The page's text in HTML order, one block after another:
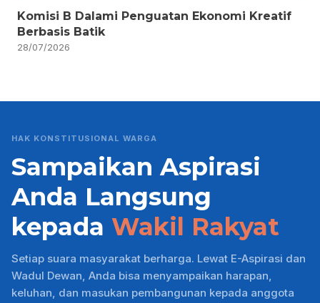
Komisi B Dalami Penguatan Ekonomi Kreatif
Berbasis Batik
28/07/2026
HAK KONSTITUSIONAL WARGA
Sampaikan Aspirasi
Anda Langsung
kepada Wakil Rakyat
Setiap suara masyarakat berharga. Lewat E-Aspirasi dan
Wadul Dewan, Anda bisa menyampaikan harapan,
keluhan, dan masukan pembangunan kepada anggota